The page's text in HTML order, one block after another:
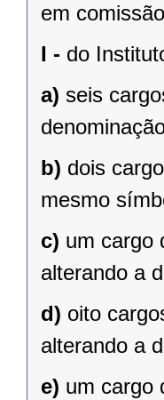
em
I - do
a) seis
b) dois
mesmo
c) um cargo
alterando a
d) oito
alterando a
e) um cargo